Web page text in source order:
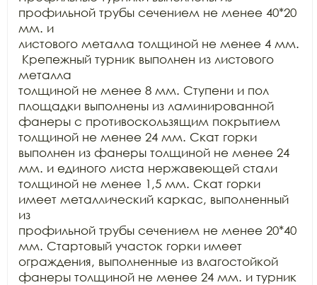
профильной трубы сечением не менее 40*20
мм. и
листового металла толщиной не менее 4 мм.
Крепежный турник выполнен из листового
металла
толщиной не менее 8 мм. Ступени и пол
площадки выполнены из ламинированной
фанеры с противоскользящим покрытием
толщиной не менее 24 мм. Скат горки
выполнен из фанеры толщиной не менее 24
мм. и единого листа нержавеющей стали
толщиной не менее 1,5 мм. Скат горки
имеет металлический каркас, выполненный
из
профильной трубы сечением не менее 20*40
мм. Стартовый участок горки имеет
ограждения, выполненные из влагостойкой
фанеры толщиной не менее 24 мм. и турник